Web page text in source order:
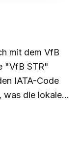
mit dem VfB
IATA-Code
was die lokale